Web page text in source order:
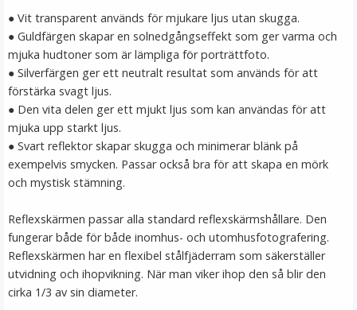
JJC Spigot 1/4" hona - 3/8" hona
★★★ ★ ★
LÄGG I VARUKORG
● Vit transparent används för mjukare ljus utan skugga.
● Guldfärgen skapar en solnedgångseffekt som ger varma och
mjuka hudtoner som är lämpliga för porträttfoto.
● Silverfärgen ger ett neutralt resultat som används för att
förstärka svagt ljus.
● Den vita delen ger ett mjukt ljus som kan användas för att
mjuka upp starkt ljus.
● Svart reflektor skapar skugga och minimerar blänk på
exempelvis smycken. Passar också bra för att skapa en mörk
och mystisk stämning.
Reflexskärmen passar alla standard reflexskärmshållare. Den
fungerar både för både inomhus- och utomhusfotografering.
Reflexskärmen har en flexibel stålfjäderram som säkerställer
utvidning och ihopvikning. När man viker ihop den så blir den
cirka 1/3 av sin diameter.